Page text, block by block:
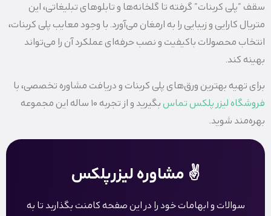
سقف “پلی کربنات” گرفته تا گلخانه‌ها و تابلوهای تبلیغاتی، این
متریال کارایی و زیبایی را به ارمغان می‌آورد. با وجود معایب پلی کربنات،
انتخاب محصولات باکیفیت و نصب حرفه‌ای عملکرد آن را می‌تواند
بهینه کند.
برای تهیه بهترین ورق‌های پلی کربنات و دریافت مشاوره تخصصی، با
فروشگاه لیزر پلکستماس
بگیرید و از تجربه 10 ساله این مجموعه
بهره‌مند شوید.
✌️ مشاوره لیزرپلکس
سوالات و ابهامات خود را در این صفحه کامنت بگذاربد تا به